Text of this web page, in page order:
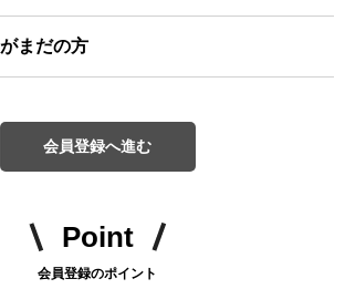
まだの方
会員登録へ進む
Point
会員登録のポイント